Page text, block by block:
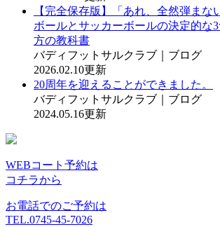
【完全保存版】「あれ、全然弾まな
ボールとサッカーボールの決定的な
方の教科書
バディフットサルクラブ｜ブログ
2026.02.10更新
20周年を迎えることができました。
バディフットサルクラブ｜ブログ
2024.05.16更新
WEBコート予約は
コチラから
お電話でのご予約は
TEL.0745-45-7026